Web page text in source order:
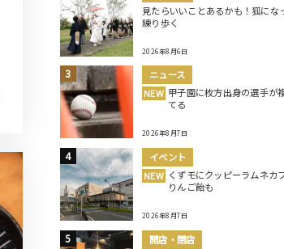
見たらいいことあるかも！狐にな
練り歩く
2026年8月6日
ニュース
NEW 甲子園に枚方出身の選手が
てる
2026年8月7日
イベント
NEW くずモにクッピーラムネカ
りんご飴も
2026年8月7日
開店・閉店